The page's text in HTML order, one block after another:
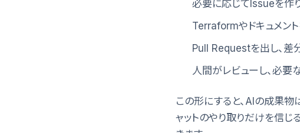
必要に応じてIssueを作
Terraformやドキュメン
Pull Requestを出し、差
人間がレビューし、必
この形にすると、AIの成果物
ャットのやり取りだけを信